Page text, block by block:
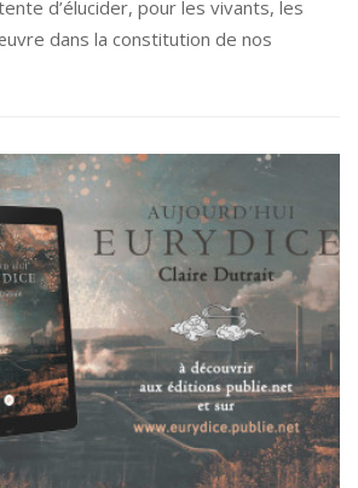
d’élucider, pour les vivants, les
dans la constitution de nos